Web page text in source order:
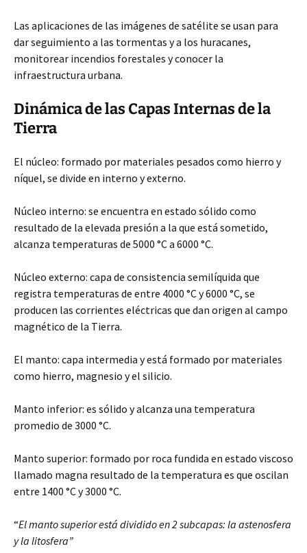
Las aplicaciones de las imágenes de satélite se usan para
dar seguimiento a las tormentas y a los huracanes,
monitorear incendios forestales y conocer la
infraestructura urbana.
Dinámica de las Capas Internas de la
Tierra
El núcleo: formado por materiales pesados como hierro y
níquel, se divide en interno y externo.
Núcleo interno: se encuentra en estado sólido como
resultado de la elevada presión a la que está sometido,
alcanza temperaturas de 5000 °C a 6000 °C.
Núcleo externo: capa de consistencia semilíquida que
registra temperaturas de entre 4000 °C y 6000 °C, se
producen las corrientes eléctricas que dan origen al campo
magnético de la Tierra.
El manto: capa intermedia y está formado por materiales
como hierro, magnesio y el silicio.
Manto inferior: es sólido y alcanza una temperatura
promedio de 3000 °C.
Manto superior: formado por roca fundida en estado viscoso
llamado magna resultado de la temperatura es que oscilan
entre 1400 °C y 3000 °C.
“El manto superior está dividido en 2 subcapas: la astenosfera
y la litosfera”